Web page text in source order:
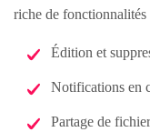
riche de fonctionnalités
Édition et
Notifications en
Partage de